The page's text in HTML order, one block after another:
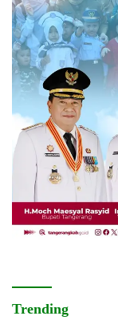
Trending